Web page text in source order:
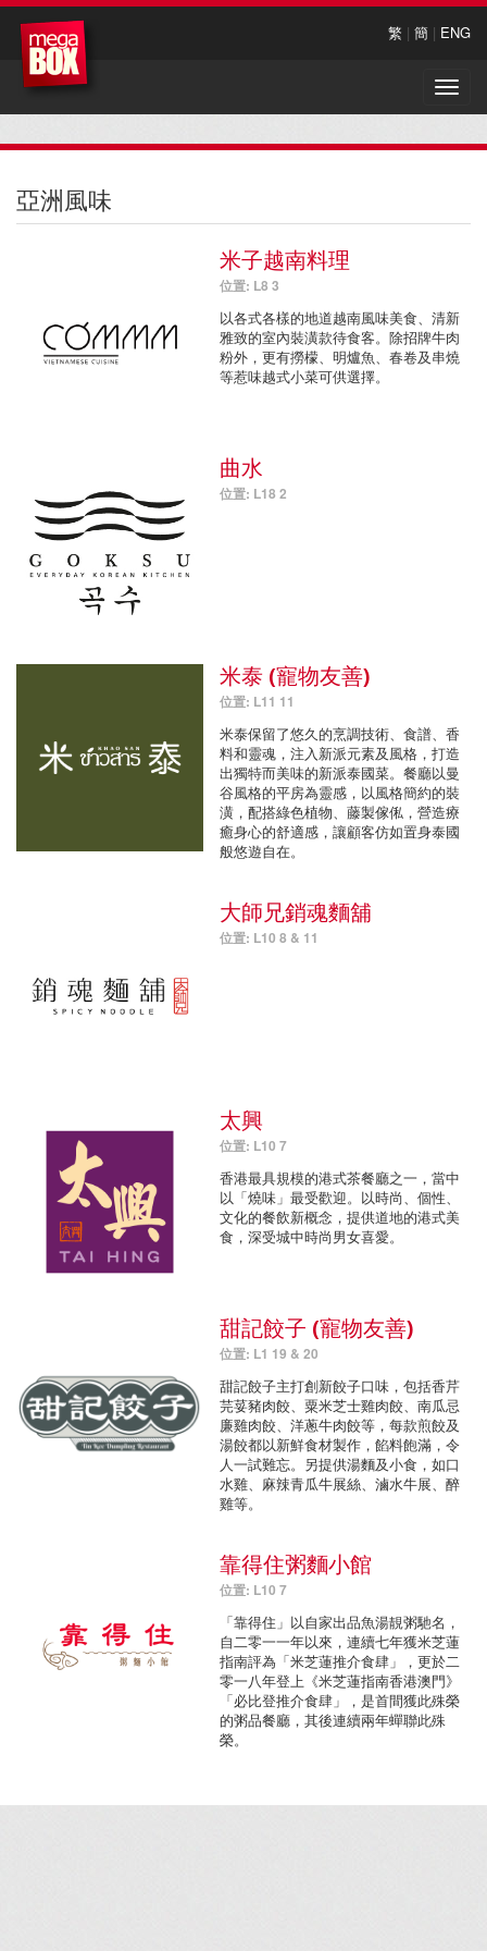
繁 | 簡 | ENG
Toggle
亞洲風味
米子越南料理
位置: L8 3
以各式各樣的地道越南風味美食、清新
雅致的室內裝潢款待食客。除招牌牛肉
粉外，更有撈檬、明爐魚、春卷及串燒
等惹味越式小菜可供選擇。
曲水
位置: L18 2
米泰 (寵物友善)
位置: L11 11
米泰保留了悠久的烹調技術、食譜、香
料和靈魂，注入新派元素及風格，打造
出獨特而美味的新派泰國菜。餐廳以曼
谷風格的平房為靈感，以風格簡約的裝
潢，配搭綠色植物、藤製傢俬，營造療
癒身心的舒適感，讓顧客仿如置身泰國
般悠遊自在。
大師兄銷魂麵舖
位置: L10 8 & 11
太興
位置: L10 7
香港最具規模的港式茶餐廳之一，當中
以「燒味」最受歡迎。以時尚、個性、
文化的餐飲新概念，提供道地的港式美
食，深受城中時尚男女喜愛。
甜記餃子 (寵物友善)
位置: L1 19 & 20
甜記餃子主打創新餃子口味，包括香芹
芫荽豬肉餃、粟米芝士雞肉餃、南瓜忌
廉雞肉餃、洋蔥牛肉餃等，每款煎餃及
湯餃都以新鮮食材製作，餡料飽滿，令
人一試難忘。另提供湯麵及小食，如口
水雞、麻辣青瓜牛展絲、滷水牛展、醉
雞等。
靠得住粥麵小館
位置: L10 7
「靠得住」以自家出品魚湯靚粥馳名，
自二零一一年以來，連續七年獲米芝蓮
指南評為「米芝蓮推介食肆」，更於二
零一八年登上《米芝蓮指南香港澳門》
「必比登推介食肆」，是首間獲此殊榮
的粥品餐廳，其後連續兩年蟬聯此殊
榮。